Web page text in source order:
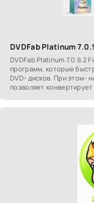
DVDFab Platinum
DVDFab Platinum 7.0.9.2
программ, которые
DVD- дисков. При этом-
позволяет